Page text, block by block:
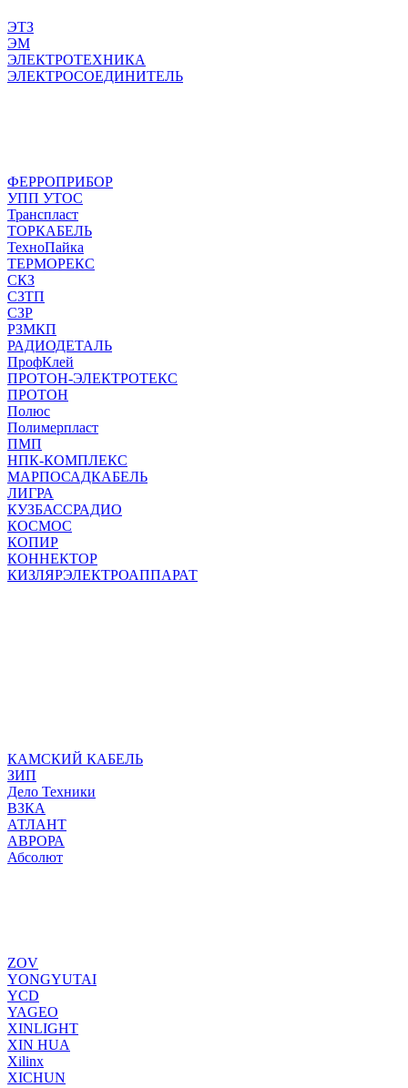
ЭТЗ
ЭМ
ЭЛЕКТРОТЕХНИКА
ЭЛЕКТРОСОЕДИНИТЕЛЬ
ФЕРРОПРИБОР
УПП УТОС
Транспласт
ТОРКАБЕЛЬ
ТехноПайка
ТЕРМОРЕКС
СКЗ
СЗТП
СЗР
РЗМКП
РАДИОДЕТАЛЬ
ПрофКлей
ПРОТОН-ЭЛЕКТРОТЕКС
ПРОТОН
Полюс
Полимерпласт
ПМП
НПК-КОМПЛЕКС
МАРПОСАДКАБЕЛЬ
ЛИГРА
КУЗБАССРАДИО
КОСМОС
КОПИР
КОННЕКТОР
КИЗЛЯРЭЛЕКТРОАППАРАТ
КАМСКИЙ КАБЕЛЬ
ЗИП
Дело Техники
ВЗКА
АТЛАНТ
АВРОРА
Абсолют
ZOV
YONGYUTAI
YCD
YAGEO
XINLIGHT
XIN HUA
Xilinx
XICHUN